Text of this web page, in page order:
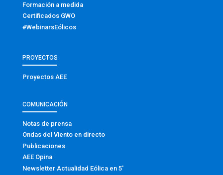
Formación a medida
Certificados GWO
#WebinarsEólicos
PROYECTOS
Proyectos AEE
COMUNICACIÓN
Notas de prensa
Ondas del Viento en directo
Publicaciones
AEE Opina
Newsletter Actualidad Eólica en 5′